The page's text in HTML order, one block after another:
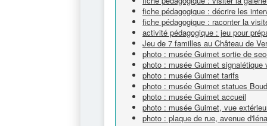
fiche pédagogique : décrire les
fiche pédagogique : raconter la
activité pédagogique : jeu pour
Jeu de 7 familles au Château de
photo : musée Guimet sortie de
photo : musée Guimet signalétique
photo : musée Guimet tarifs
photo : musée Guimet statues
photo : musée Guimet accueil
photo : musée Guimet, vue
photo : plaque de rue, avenue d'Iéna